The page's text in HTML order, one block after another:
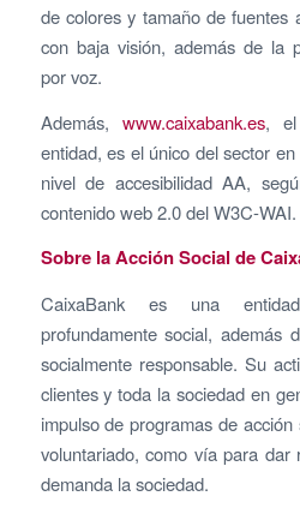
de colores y tamaño de fuentes
con baja visión, además de la
por voz.
Además, www.caixabank.es, el
entidad, es el único del sector
nivel de accesibilidad AA,
contenido web 2.0 del W3C-WAI.
Sobre la Acción Social de
CaixaBank es una
profundamente social, además
socialmente responsable. Su
clientes y toda la sociedad en
impulso de programas de
voluntariado, como vía para
demanda la sociedad.